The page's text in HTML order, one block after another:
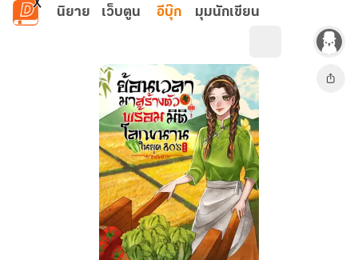
ข้ามไปยังเนื้อหาหลัก
นิยาย เว็บตูน อีบุ๊ก มุมนักเขียน